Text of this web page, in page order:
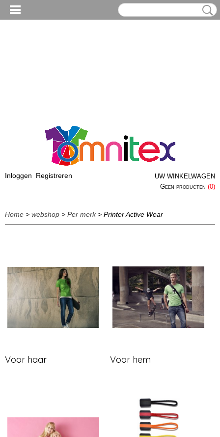
Inloggen Registreren
UW WINKELWAGEN
Geen producten (0)
Home > webshop > Per merk> Printer Active Wear
Voor haar Voor hem